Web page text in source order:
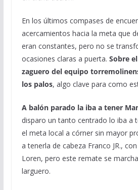
En los últimos compases de
acercamientos hacia la meta que
eran constantes, pero no se
ocasiones claras a puerta. Sobre
zaguero del equipo
los palos, algo clave para como
A balón parado la iba a tener
disparo un tanto centrado lo iba a
el meta local a córner sin mayor
a tenerla de cabeza Franco JR.,
Loren, pero este remate se
larguero.